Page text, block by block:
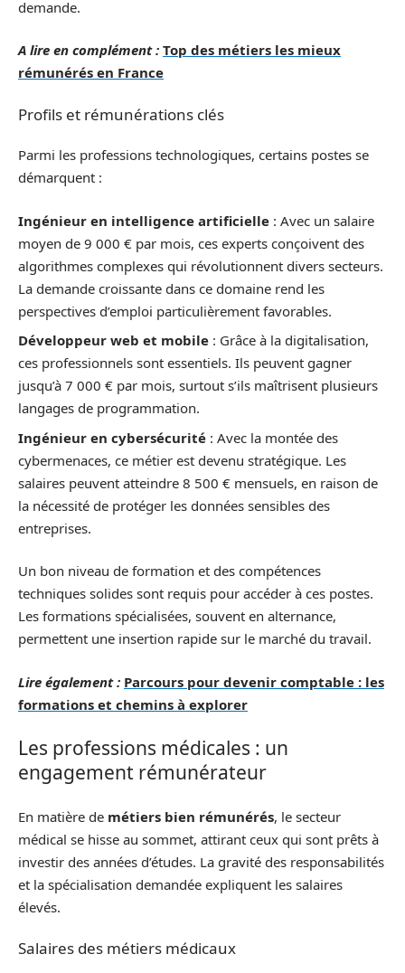
demande.
A lire en complément : Top des métiers les mieux
rémunérés en France
Profils et rémunérations clés
Parmi les professions technologiques, certains postes se
démarquent :
Ingénieur en intelligence artificielle : Avec un salaire
moyen de 9 000 € par mois, ces experts conçoivent des
algorithmes complexes qui révolutionnent divers secteurs.
La demande croissante dans ce domaine rend les
perspectives d’emploi particulièrement favorables.
Développeur web et mobile : Grâce à la digitalisation,
ces professionnels sont essentiels. Ils peuvent gagner
jusqu’à 7 000 € par mois, surtout s’ils maîtrisent plusieurs
langages de programmation.
Ingénieur en cybersécurité : Avec la montée des
cybermenaces, ce métier est devenu stratégique. Les
salaires peuvent atteindre 8 500 € mensuels, en raison de
la nécessité de protéger les données sensibles des
entreprises.
Un bon niveau de formation et des compétences
techniques solides sont requis pour accéder à ces postes.
Les formations spécialisées, souvent en alternance,
permettent une insertion rapide sur le marché du travail.
Lire également : Parcours pour devenir comptable : les
formations et chemins à explorer
Les professions médicales : un
engagement rémunérateur
En matière de métiers bien rémunérés, le secteur
médical se hisse au sommet, attirant ceux qui sont prêts à
investir des années d’études. La gravité des responsabilités
et la spécialisation demandée expliquent les salaires
élevés.
Salaires des métiers médicaux